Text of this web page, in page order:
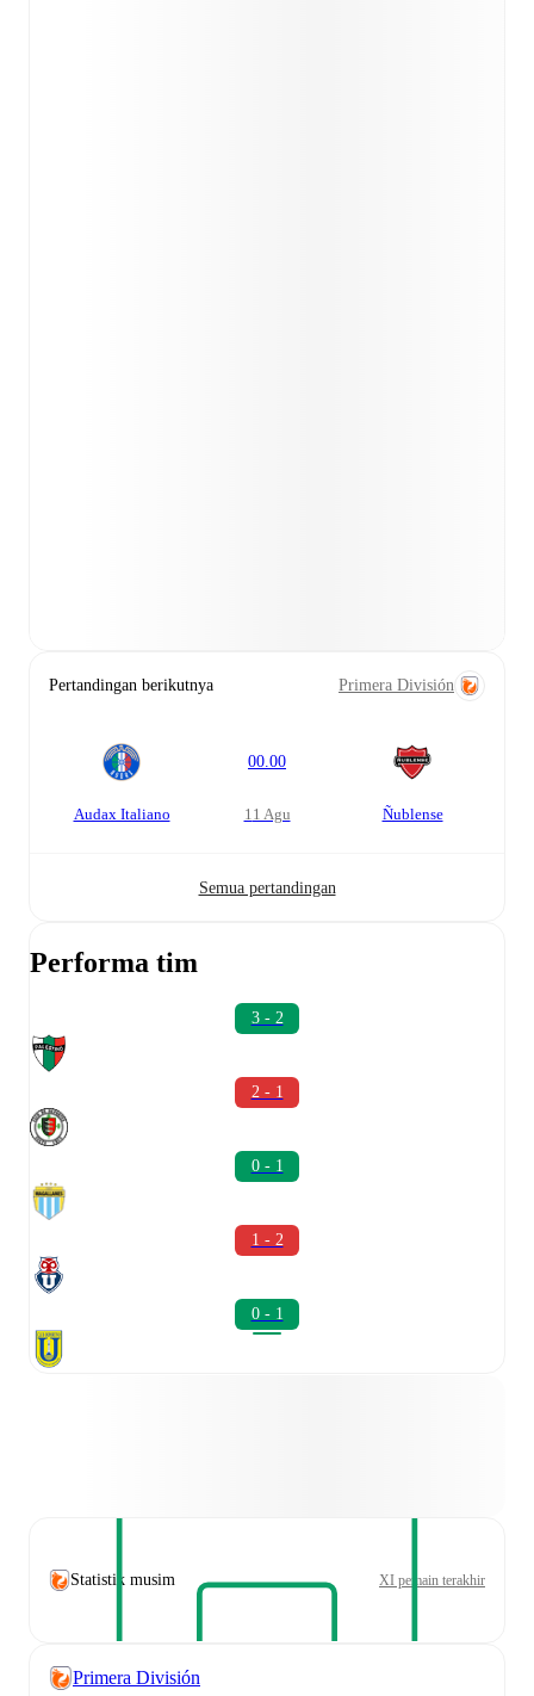
Pertandingan berikutnya Primera División
Audax Italiano
00.00
11 Agu Ñublense
Semua pertandingan
Performa tim
3 - 2
2 - 1
0 - 1
1 - 2
0 - 1
Statistik musim XI pemain terakhir
Primera División